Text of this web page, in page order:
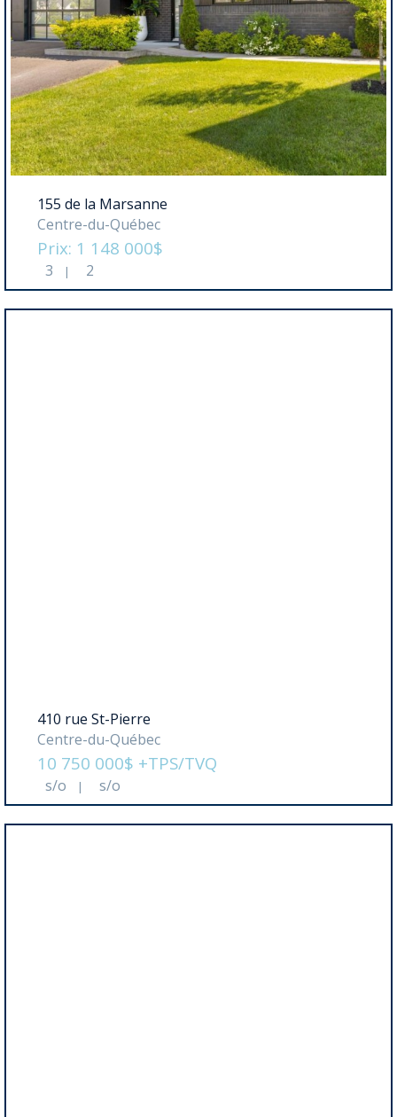
155 de la Marsanne
Centre-du-Québec
Prix: 1 148 000$
3 | 2
410 rue St-Pierre
Centre-du-Québec
10 750 000$ +TPS/TVQ
s/o | s/o